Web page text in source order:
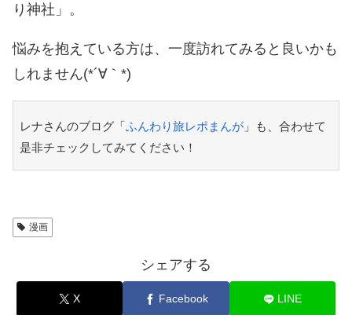
り神社」。
悩みを抱えている方は、一度訪れてみると良いかも
しれません(*´∀｀*)
レナさんのブログ「ふんわり旅レポまんが」も、合わせて
是非チェックしてみてください！
漫画
シェアする
X Facebook LINE